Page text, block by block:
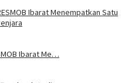
Ibarat Me…